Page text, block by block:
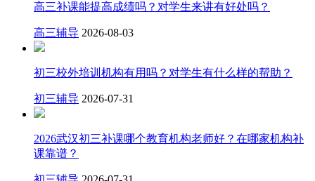
高三补课能提高成绩吗？对学生来讲有好处吗？
高三辅导 2026-08-03
初三校外培训机构有用吗？对学生有什么样的帮助？
初三辅导 2026-07-31
2026武汉初三补课哪个教育机构老师好？在哪家机构补
课靠谱？